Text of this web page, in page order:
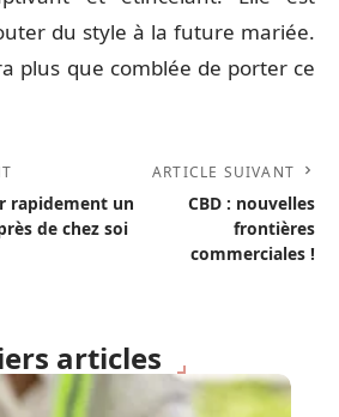
du style à la future mariée.
plus que comblée de porter ce
rapidement un
de chez soi
ARTICLE SUIVANT
CBD : nouvelles
frontières
commerciales !
articles